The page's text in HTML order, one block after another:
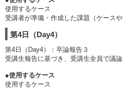
使用するケース
受講者が準備・作成した課題（ケース
第4日（Day4）
第4日（Day4）：卒論報告３
受講生報告に基づき、受講生全員で議論
●使用するケース
使用するケース